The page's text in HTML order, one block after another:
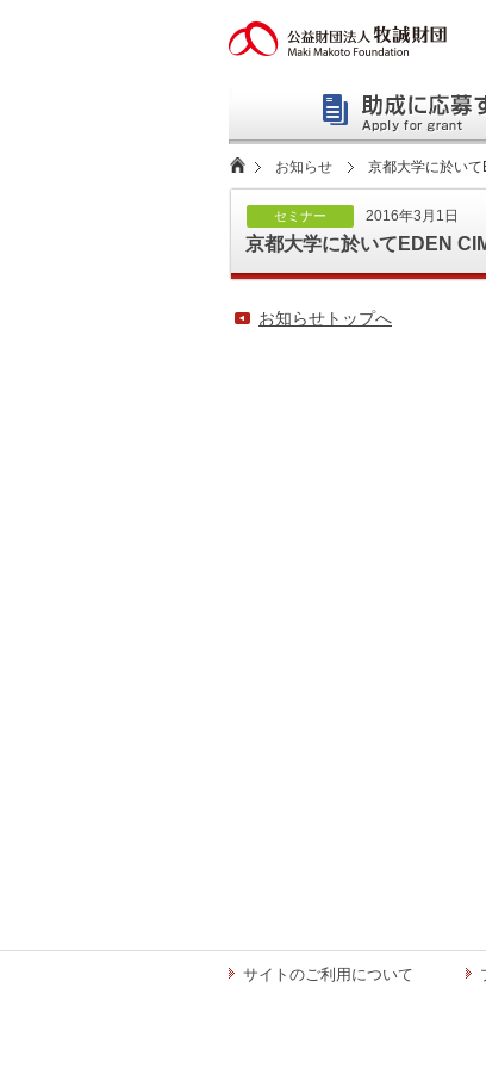
お知らせ 京都大学に於い
セミナー 2016年3月1日
京都大学に於いてEDEN
お知らせトップへ
サイトのご利用について